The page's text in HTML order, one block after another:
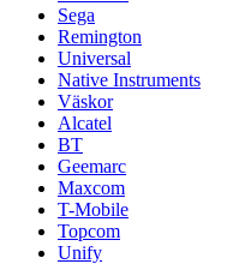
Sega
Remington
Universal
Native Instruments
Väskor
Alcatel
BT
Geemarc
Maxcom
T-Mobile
Topcom
Unify